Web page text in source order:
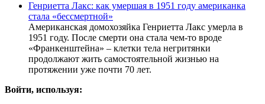
Генриетта Лакс: как умершая в 1951 году американка
стала «бессмертной»
Американская домохозяйка Генриетта Лакс умерла в
1951 году. После смерти она стала чем-то вроде
«Франкенштейна» – клетки тела негритянки
продолжают жить самостоятельной жизнью на
протяжении уже почти 70 лет.
Войти, используя: